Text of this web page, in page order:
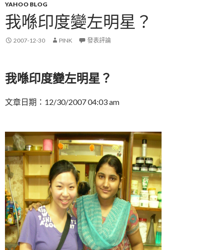
YAHOO BLOG
我喺印度變左明星？
2007-12-30 PINK 發表評論
我喺印度變左明星？
文章日期：12/30/2007 04:03 am